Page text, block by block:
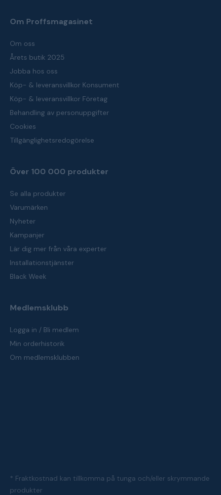
Om Proffsmagasinet
Om oss
Årets butik 2025
Jobba hos oss
Köp- & leveransvillkor Konsument
Köp- & leveransvillkor Företag
Behandling av personuppgifter
Cookies
Tillgänglighetsredogörelse
Över 100 000 produkter
Se alla produkter
Varumärken
Nyheter
Kampanjer
Lär dig mer från våra experter
Installationstjänster
Black Week
Medlemsklubb
Logga in / Bli medlem
Min orderhistorik
Om medlemsklubben
* Fraktkostnad kan tillkomma på tunga och/eller skrymmande
produkter